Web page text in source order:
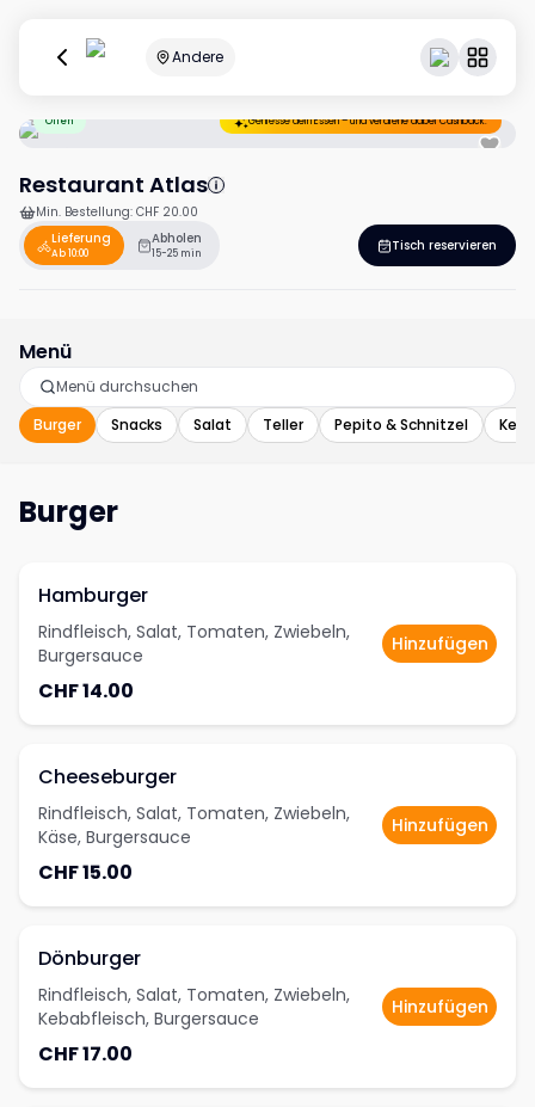
Andere
Offen Geniesse dein Essen – und verdiene dabei Cashback.
Restaurant Atlas
Min. Bestellung: CHF 20.00
Lieferung
Ab 10:00
Abholen
15-25 min Tisch reservieren
Menü
Burger Snacks Salat Teller Pepito & Schnitzel
Burger
Hamburger
Rindfleisch, Salat, Tomaten, Zwiebeln,
Burgersauce
CHF 14.00
Hinzufügen
Cheeseburger
Rindfleisch, Salat, Tomaten, Zwiebeln,
Käse, Burgersauce
CHF 15.00
Hinzufügen
Dönburger
Rindfleisch, Salat, Tomaten, Zwiebeln,
Kebabfleisch, Burgersauce
CHF 17.00
Hinzufügen